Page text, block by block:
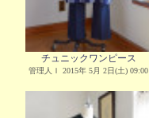
チュニックワンピース
管理人Ｉ 2015年 5月 2日(土) 09:00